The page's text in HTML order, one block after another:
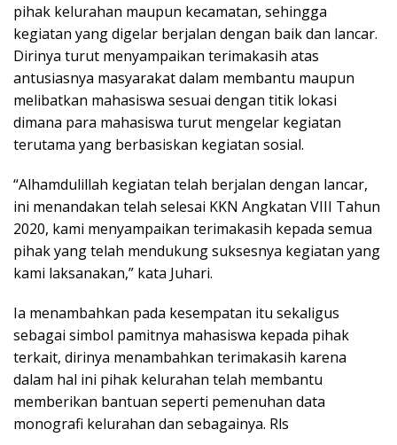
pihak kelurahan maupun kecamatan, sehingga
kegiatan yang digelar berjalan dengan baik dan lancar.
Dirinya turut menyampaikan terimakasih atas
antusiasnya masyarakat dalam membantu maupun
melibatkan mahasiswa sesuai dengan titik lokasi
dimana para mahasiswa turut mengelar kegiatan
terutama yang berbasiskan kegiatan sosial.
“Alhamdulillah kegiatan telah berjalan dengan lancar,
ini menandakan telah selesai KKN Angkatan VIII Tahun
2020, kami menyampaikan terimakasih kepada semua
pihak yang telah mendukung suksesnya kegiatan yang
kami laksanakan,” kata Juhari.
Ia menambahkan pada kesempatan itu sekaligus
sebagai simbol pamitnya mahasiswa kepada pihak
terkait, dirinya menambahkan terimakasih karena
dalam hal ini pihak kelurahan telah membantu
memberikan bantuan seperti pemenuhan data
monografi kelurahan dan sebagainya. Rls